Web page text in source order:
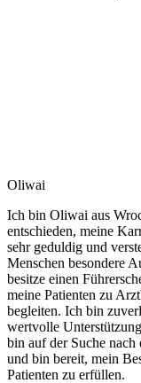
Oliwai
Ich bin Oliwai aus
entschieden, meine
sehr geduldig und
Menschen besondere
besitze einen
meine Patienten zu
begleiten. Ich bin
wertvolle
bin auf der Suche
und bin bereit, mein
Patienten zu erfüllen.